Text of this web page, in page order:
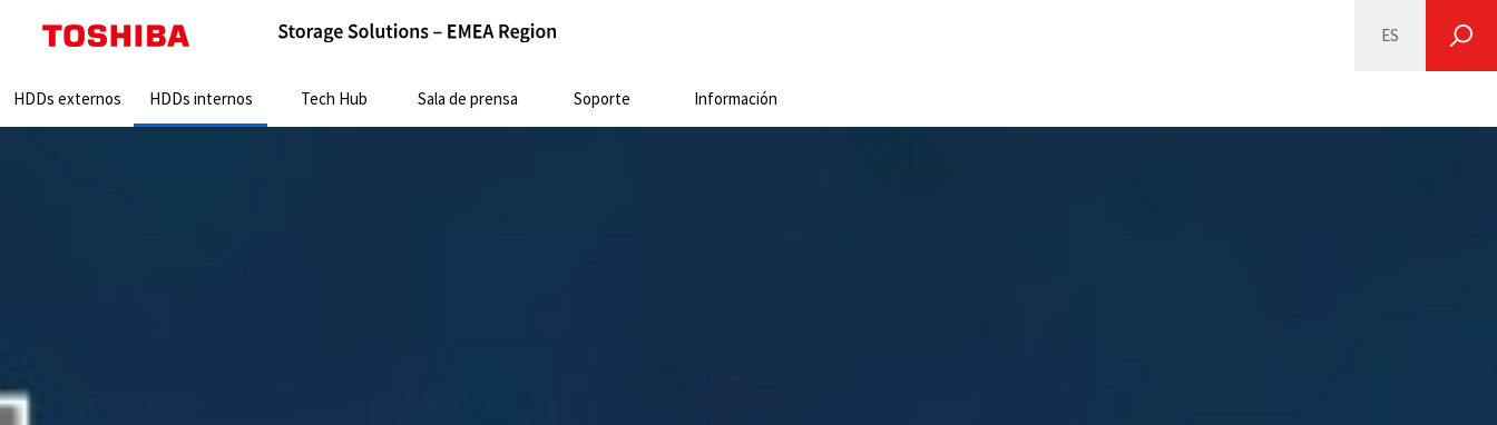
HDDs externos HDDs internos Tech Hub Sala de prensa Soporte Información
ES
Search: